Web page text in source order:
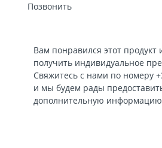
Позвонить
Вам понравился этот продукт
получить индивидуальное
Свяжитесь с нами по номеру
и мы будем рады
дополнительную